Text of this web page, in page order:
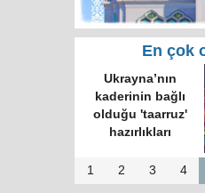
En çok
Ukrayna’nın
kaderinin bağlı
olduğu 'taarruz'
hazırlıkları
1 2 3 4